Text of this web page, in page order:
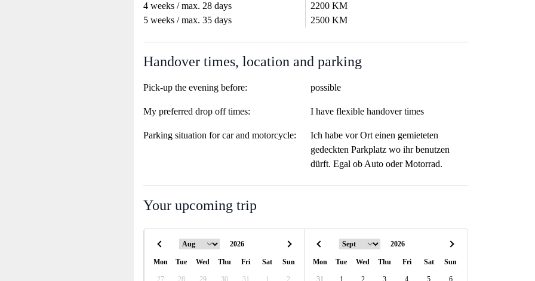
4 weeks / max. 28 days
2200 KM
5 weeks / max. 35 days
2500 KM
Handover times, location and parking
Pick-up the evening before: possible
My preferred drop off times: I have flexible handover times
Parking situation for car and motorcycle:
Ich habe vor Ort einen gemieteten
gedeckten Parkplatz wo ihr benutzen
dürft. Egal ob Auto oder Motorrad.
Your upcoming trip
Mon Tue Wed Thu Fri Sat Sun Mon Tue Wed Thu Fri Sat Sun